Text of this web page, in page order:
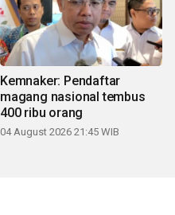
Kemnaker: Pendaftar
magang nasional tembus
400 ribu orang
04 August 2026 21:45 WIB